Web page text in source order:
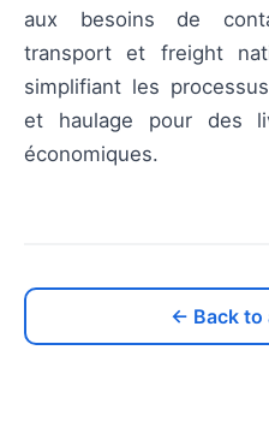
aux besoins de
transport et freight
simplifiant les
et haulage pour des
économiques.
← Back to